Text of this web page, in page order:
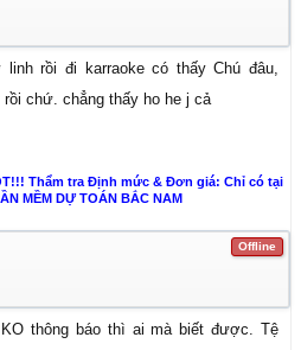
rồi đi karraoke có thấy Chú đâu,
chứ. chẳng thấy ho he j cả
Thẩm tra Định mức & Đơn giá: Chỉ có tại
MỀM DỰ TOÁN BẮC NAM
Offline
thông báo thì ai mà biết được. Tệ